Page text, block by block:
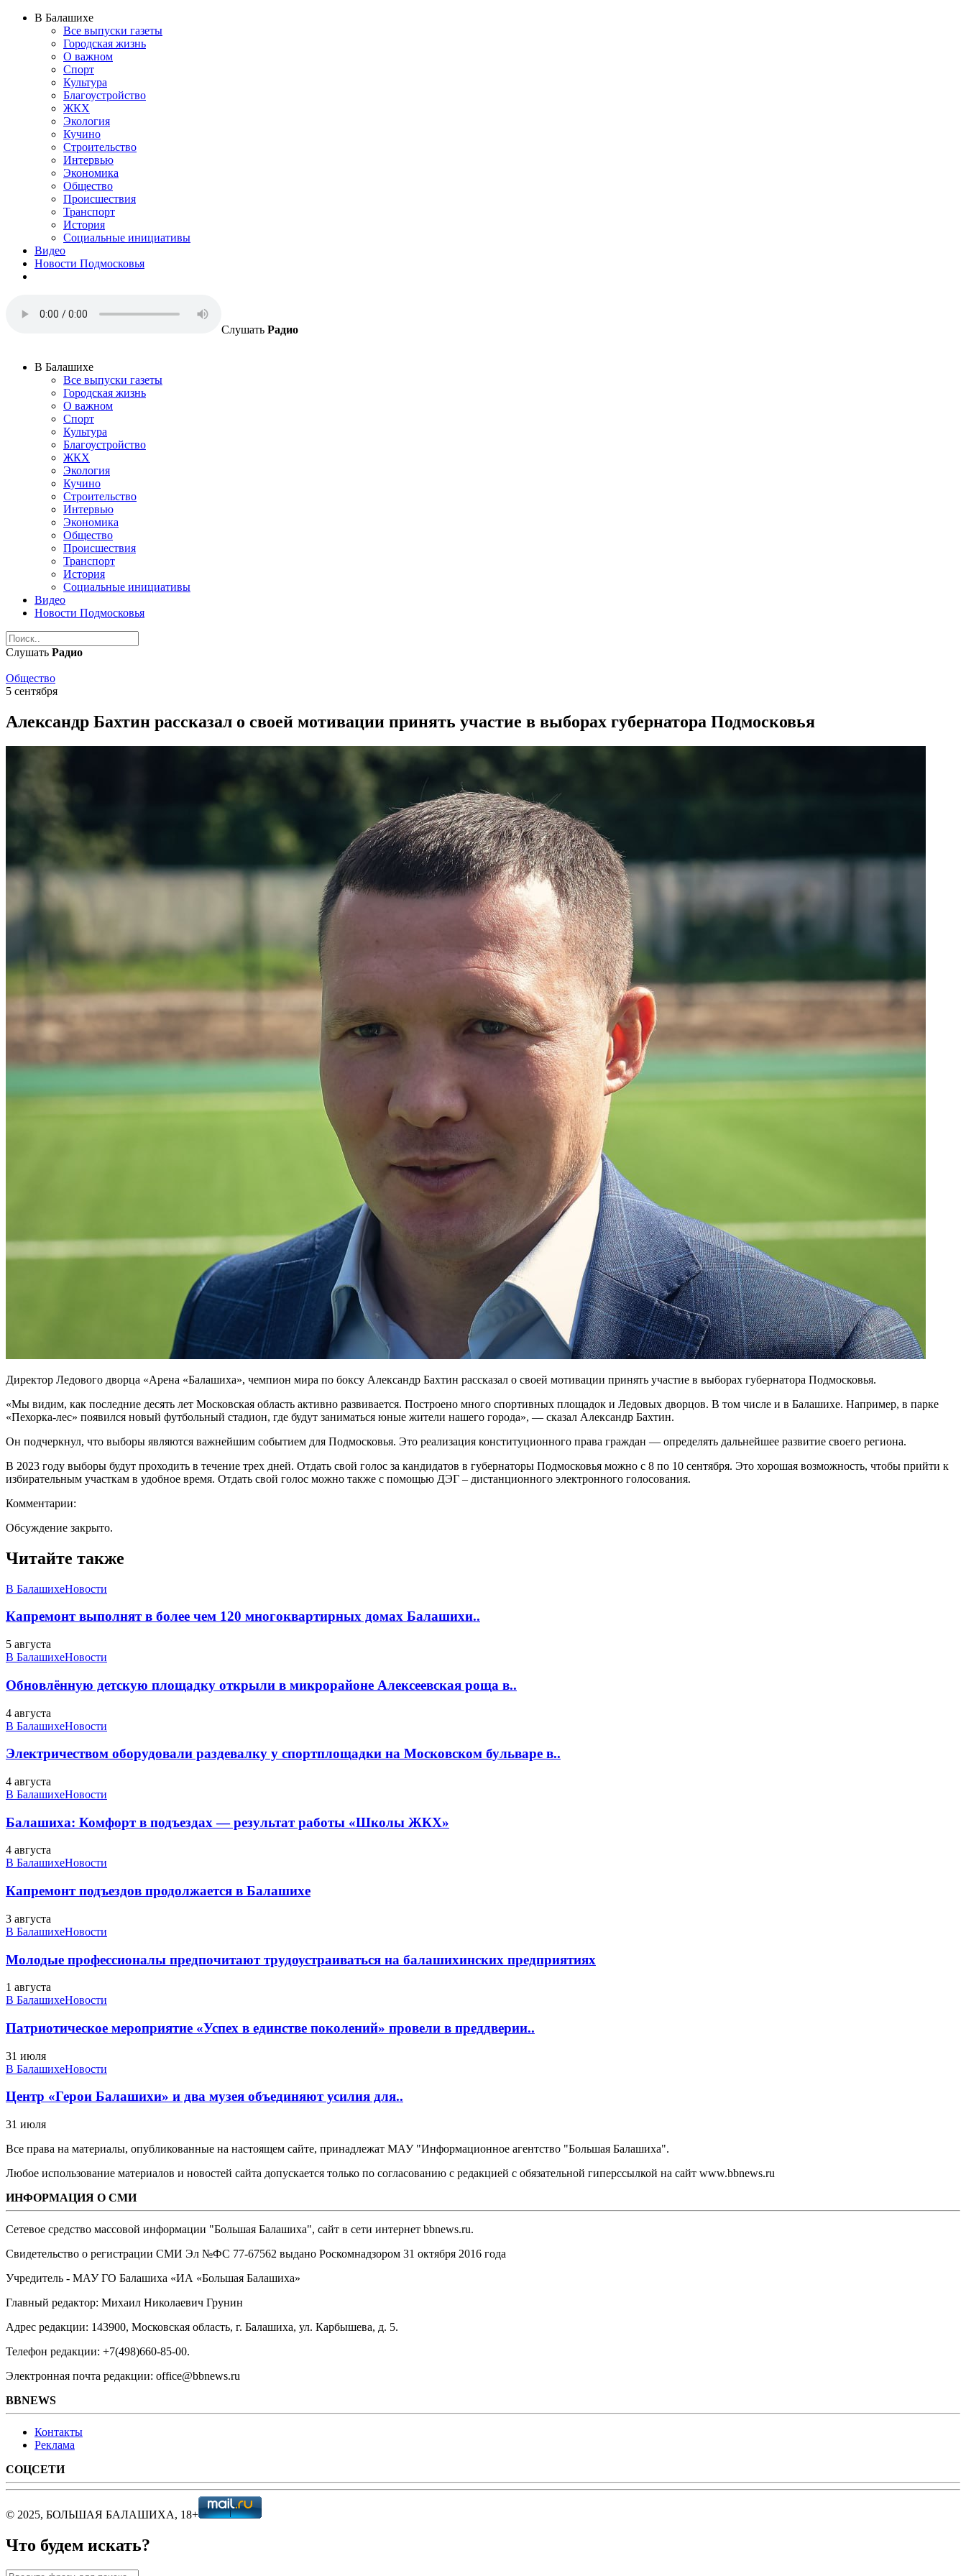
В Балашихе
Все выпуски газеты
Городская жизнь
О важном
Спорт
Культура
Благоустройство
ЖКХ
Экология
Кучино
Строительство
Интервью
Экономика
Общество
Происшествия
Транспорт
История
Социальные инициативы
Видео
Новости Подмосковья
Слушать Радио
В Балашихе
Все выпуски газеты
Городская жизнь
О важном
Спорт
Культура
Благоустройство
ЖКХ
Экология
Кучино
Строительство
Интервью
Экономика
Общество
Происшествия
Транспорт
История
Социальные инициативы
Видео
Новости Подмосковья
Слушать Радио
Общество
5 сентября
Александр Бахтин рассказал о своей мотивации принять участие в выборах губернатора Подмосковья
Директор Ледового дворца «Арена «Балашиха», чемпион мира по боксу Александр Бахтин рассказал о своей мотивации принять участие в выборах губернатора Подмосковья.
«Мы видим, как последние десять лет Московская область активно развивается. Построено много спортивных площадок и Ледовых дворцов. В том числе и в Балашихе. Например, в парке
«Пехорка-лес» появился новый футбольный стадион, где будут заниматься юные жители нашего города», — сказал Александр Бахтин.
Он подчеркнул, что выборы являются важнейшим событием для Подмосковья. Это реализация конституционного права граждан — определять дальнейшее развитие своего региона.
В 2023 году выборы будут проходить в течение трех дней. Отдать свой голос за кандидатов в губернаторы Подмосковья можно с 8 по 10 сентября. Это хорошая возможность, чтобы прийти к
избирательным участкам в удобное время. Отдать свой голос можно также с помощью ДЭГ – дистанционного электронного голосования.
Комментарии:
Обсуждение закрыто.
Читайте также
В БалашихеНовости
Капремонт выполнят в более чем 120 многоквартирных домах Балашихи..
5 августа
В БалашихеНовости
Обновлённую детскую площадку открыли в микрорайоне Алексеевская роща в..
4 августа
В БалашихеНовости
Электричеством оборудовали раздевалку у спортплощадки на Московском бульваре в..
4 августа
В БалашихеНовости
Балашиха: Комфорт в подъездах — результат работы «Школы ЖКХ»
4 августа
В БалашихеНовости
Капремонт подъездов продолжается в Балашихе
3 августа
В БалашихеНовости
Молодые профессионалы предпочитают трудоустраиваться на балашихинских предприятиях
1 августа
В БалашихеНовости
Патриотическое мероприятие «Успех в единстве поколений» провели в преддверии..
31 июля
В БалашихеНовости
Центр «Герои Балашихи» и два музея объединяют усилия для..
31 июля
Все права на материалы, опубликованные на настоящем сайте, принадлежат МАУ "Информационное агентство "Большая Балашиха".
Любое использование материалов и новостей сайта допускается только по согласованию с редакцией с обязательной гиперссылкой на сайт www.bbnews.ru
ИНФОРМАЦИЯ О СМИ
Сетевое средство массовой информации "Большая Балашиха", сайт в сети интернет bbnews.ru.
Свидетельство о регистрации СМИ Эл №ФС ‎77-67562 выдано Роскомнадзором 31 октября 2016 года
Учредитель - МАУ ГО Балашиха «ИА «Большая Балашиха»
Главный редактор: Михаил Николаевич Грунин
Адрес редакции: 143900, Московская область, г. Балашиха, ул. Карбышева, д. 5.
Телефон редакции: +7(498)660-85-00.
Электронная почта редакции: office@bbnews.ru
BBNEWS
Контакты
Реклама
СОЦСЕТИ
© 2025, БОЛЬШАЯ БАЛАШИХА, 18+
Что будем искать?